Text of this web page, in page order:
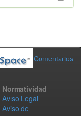
Comentarios
Normatividad
Aviso Legal
Aviso de